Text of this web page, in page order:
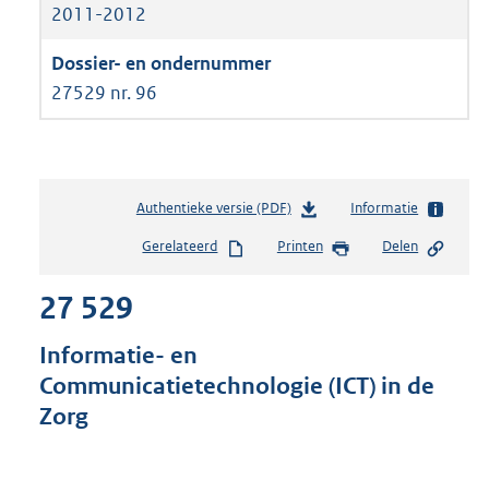
2011-2012
27529 nr. 96
Authentieke versie (PDF)b
s
g
Informatie
Gerelateerd Printen Delen
27 529
Informatie- en
Communicatietechnologie (ICT) in de
Zorg